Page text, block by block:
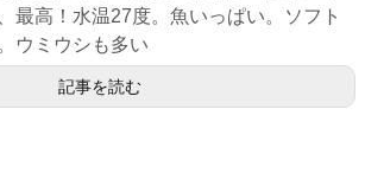
最高！水温27度。魚いっぱい。ソフト
ウミウシも多い
記事を読む